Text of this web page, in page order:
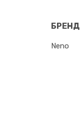
БРЕНД
Neno